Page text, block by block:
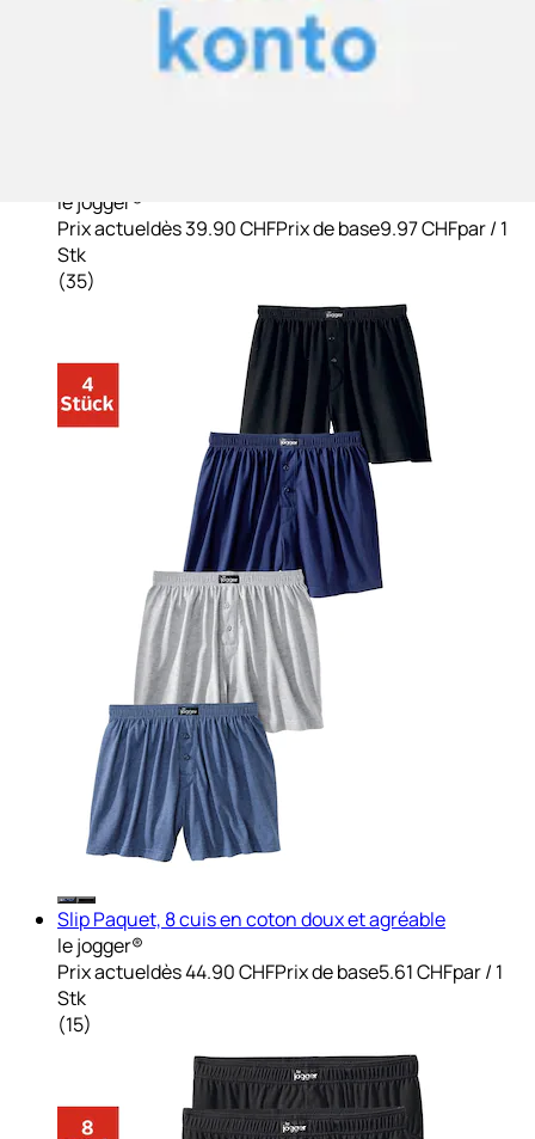
le jogger®
Prix actueldès39.90 CHFPrix de base9.97 CHFpar/ 1
Stk
(35)
Slip Paquet, 8 cuis en coton doux et agréable
le jogger®
Prix actueldès44.90 CHFPrix de base5.61 CHFpar/ 1
Stk
(15)